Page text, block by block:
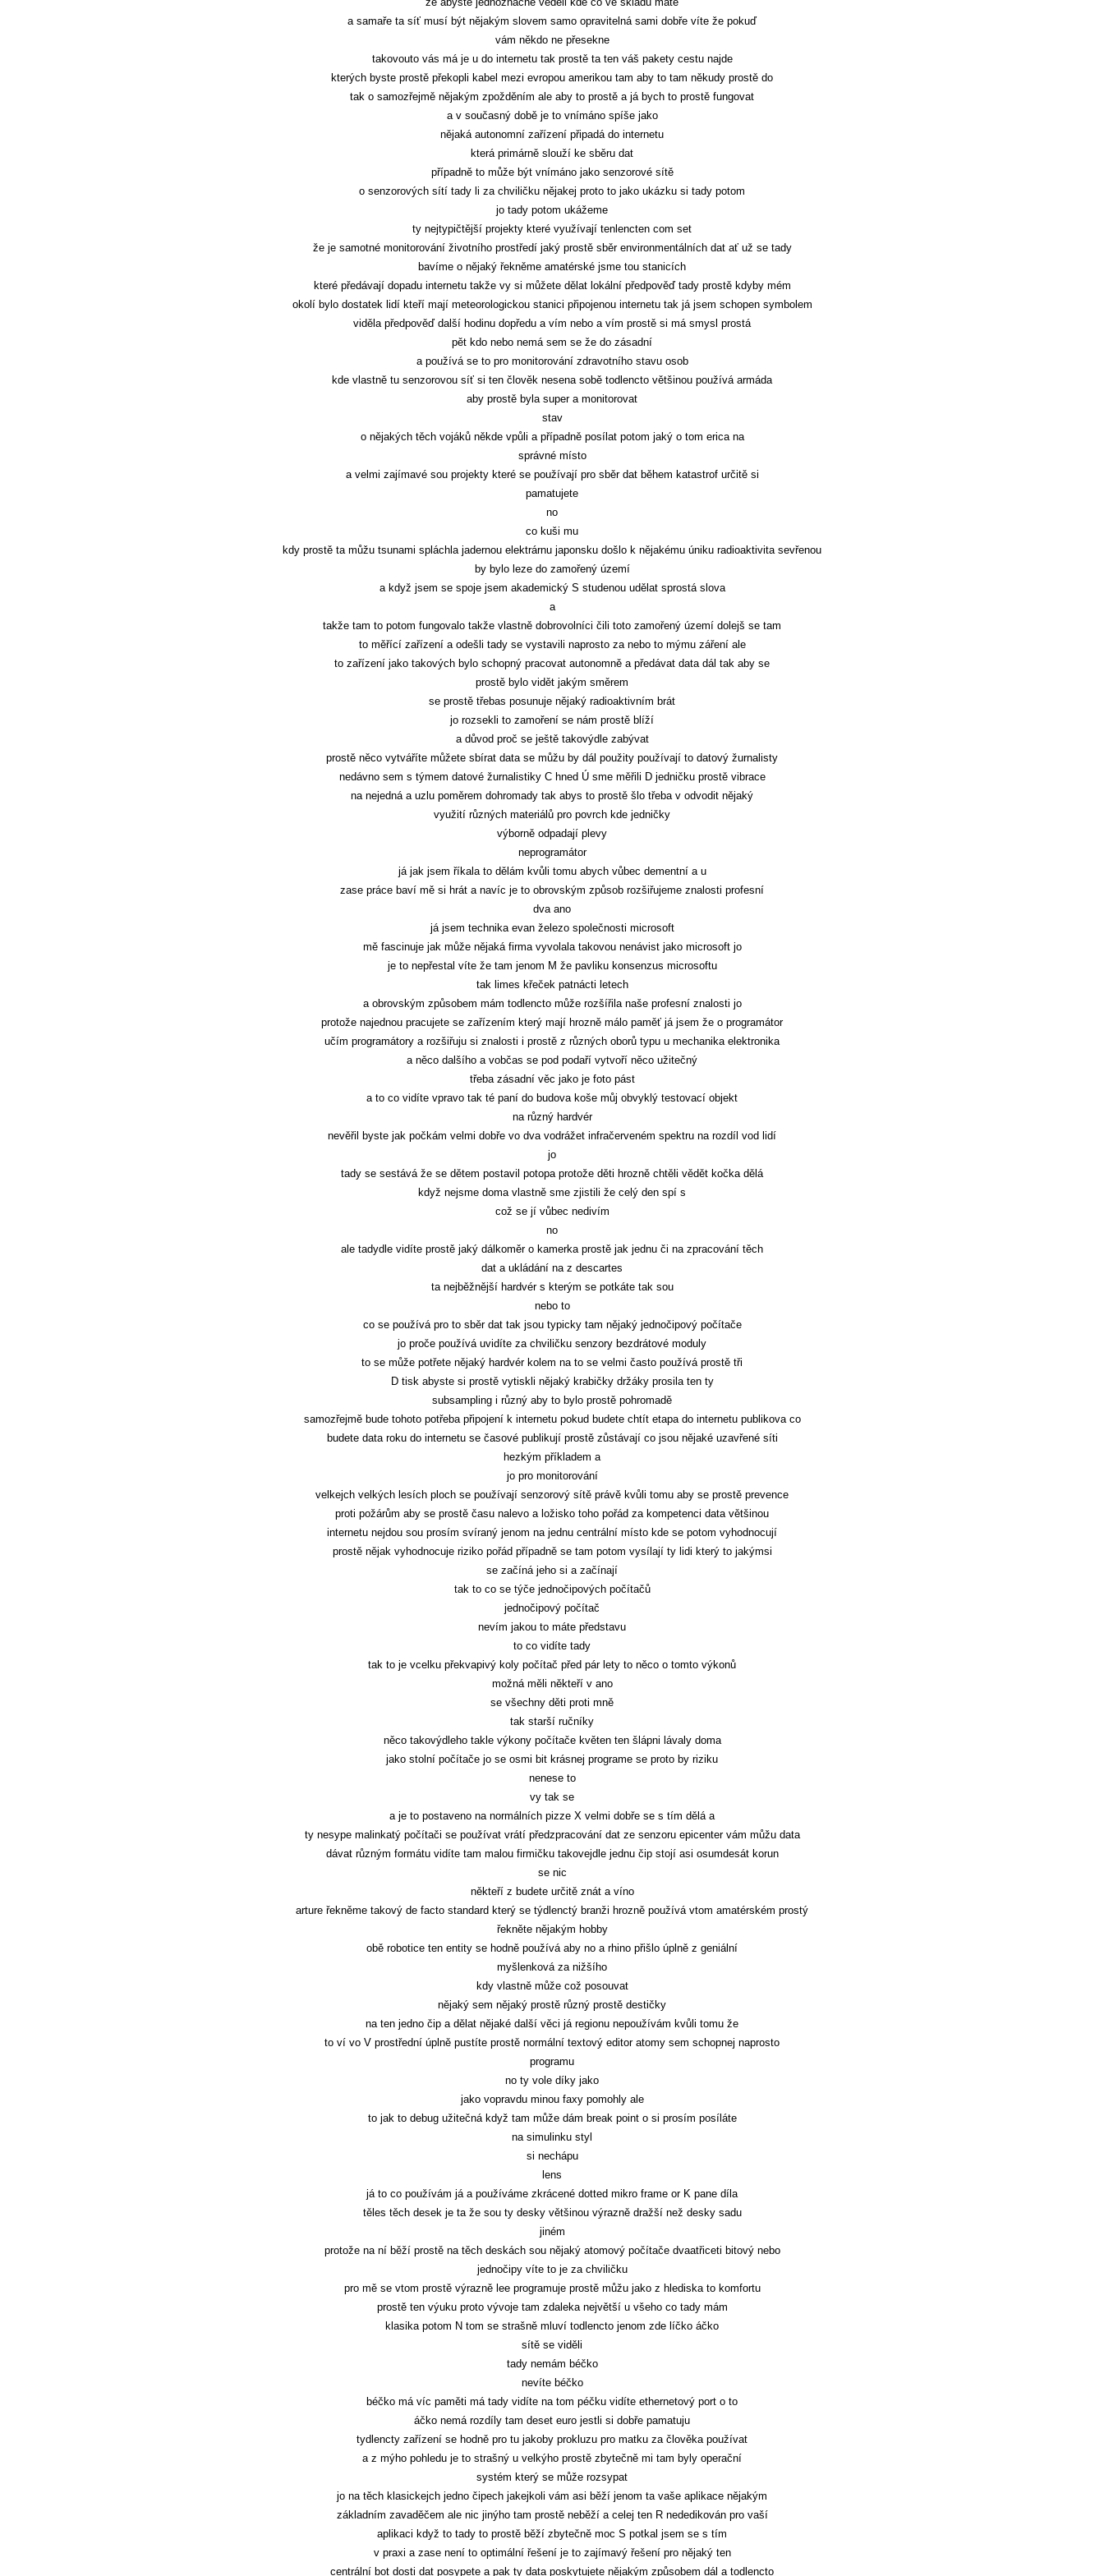
a samaře ta síť musí být nějakým slovem samo opravitelná sami dobře víte že pokuď
vám někdo ne přesekne
takovouto vás má je u do internetu tak prostě ta ten váš pakety cestu najde
kterých byste prostě překopli kabel mezi evropou amerikou tam aby to tam někudy prostě do
tak o samozřejmě nějakým zpožděním ale aby to prostě a já bych to prostě fungovat
a v současný době je to vnímáno spíše jako
nějaká autonomní zařízení připadá do internetu
která primárně slouží ke sběru dat
případně to může být vnímáno jako senzorové sítě
o senzorových sítí tady li za chviličku nějakej proto to jako ukázku si tady potom
jo tady potom ukážeme
ty nejtypičtější projekty které využívají tenlencten com set
že je samotné monitorování životního prostředí jaký prostě sběr environmentálních dat ať už se tady
bavíme o nějaký řekněme amatérské jsme tou stanicích
které předávají dopadu internetu takže vy si můžete dělat lokální předpověď tady prostě kdyby mém
okolí bylo dostatek lidí kteří mají meteorologickou stanici připojenou internetu tak já jsem schopen symbolem
viděla předpověď další hodinu dopředu a vím nebo a vím prostě si má smysl prostá
pět kdo nebo nemá sem se že do zásadní
a používá se to pro monitorování zdravotního stavu osob
kde vlastně tu senzorovou síť si ten člověk nesena sobě todlencto většinou používá armáda
aby prostě byla super a monitorovat
stav
o nějakých těch vojáků někde vpůli a případně posílat potom jaký o tom erica na
správné místo
a velmi zajímavé sou projekty které se používají pro sběr dat během katastrof určitě si
pamatujete
no
co kuši mu
kdy prostě ta můžu tsunami spláchla jadernou elektrárnu japonsku došlo k nějakému úniku radioaktivita sevřenou
by bylo leze do zamořený území
a když jsem se spoje jsem akademický S studenou udělat sprostá slova
a
takže tam to potom fungovalo takže vlastně dobrovolníci čili toto zamořený území dolejš se tam
to měřící zařízení a odešli tady se vystavili naprosto za nebo to mýmu záření ale
to zařízení jako takových bylo schopný pracovat autonomně a předávat data dál tak aby se
prostě bylo vidět jakým směrem
se prostě třebas posunuje nějaký radioaktivním brát
jo rozsekli to zamoření se nám prostě blíží
a důvod proč se ještě takovýdle zabývat
prostě něco vytváříte můžete sbírat data se můžu by dál použity používají to datový žurnalisty
nedávno sem s týmem datové žurnalistiky C hned Ú sme měřili D jedničku prostě vibrace
na nejedná a uzlu poměrem dohromady tak abys to prostě šlo třeba v odvodit nějaký
využití různých materiálů pro povrch kde jedničky
výborně odpadají plevy
neprogramátor
já jak jsem říkala to dělám kvůli tomu abych vůbec dementní a u
zase práce baví mě si hrát a navíc je to obrovským způsob rozšiřujeme znalosti profesní
dva ano
já jsem technika evan železo společnosti microsoft
mě fascinuje jak může nějaká firma vyvolala takovou nenávist jako microsoft jo
je to nepřestal víte že tam jenom M že pavliku konsenzus microsoftu
tak limes křeček patnácti letech
a obrovským způsobem mám todlencto může rozšířila naše profesní znalosti jo
protože najednou pracujete se zařízením který mají hrozně málo paměť já jsem že o programátor
učím programátory a rozšiřuju si znalosti i prostě z různých oborů typu u mechanika elektronika
a něco dalšího a vobčas se pod podaří vytvoří něco užitečný
třeba zásadní věc jako je foto pást
a to co vidíte vpravo tak té paní do budova koše můj obvyklý testovací objekt
na různý hardvér
nevěřil byste jak počkám velmi dobře vo dva vodrážet infračerveném spektru na rozdíl vod lidí
jo
tady se sestává že se dětem postavil potopa protože děti hrozně chtěli vědět kočka dělá
když nejsme doma vlastně sme zjistili že celý den spí s
což se jí vůbec nedivím
no
ale tadydle vidíte prostě jaký dálkoměr o kamerka prostě jak jednu či na zpracování těch
dat a ukládání na z descartes
ta nejběžnější hardvér s kterým se potkáte tak sou
nebo to
co se používá pro to sběr dat tak jsou typicky tam nějaký jednočipový počítače
jo proče používá uvidíte za chviličku senzory bezdrátové moduly
to se může potřete nějaký hardvér kolem na to se velmi často používá prostě tři
D tisk abyste si prostě vytiskli nějaký krabičky držáky prosila ten ty
subsampling i různý aby to bylo prostě pohromadě
samozřejmě bude tohoto potřeba připojení k internetu pokud budete chtít etapa do internetu publikova co
budete data roku do internetu se časové publikují prostě zůstávají co jsou nějaké uzavřené síti
hezkým příkladem a
jo pro monitorování
velkejch velkých lesích ploch se používají senzorový sítě právě kvůli tomu aby se prostě prevence
proti požárům aby se prostě času nalevo a ložisko toho pořád za kompetenci data většinou
internetu nejdou sou prosím svíraný jenom na jednu centrální místo kde se potom vyhodnocují
prostě nějak vyhodnocuje riziko pořád případně se tam potom vysílají ty lidi který to jakýmsi
se začíná jeho si a začínají
tak to co se týče jednočipových počítačů
jednočipový počítač
nevím jakou to máte představu
to co vidíte tady
tak to je vcelku překvapivý koly počítač před pár lety to něco o tomto výkonů
možná měli někteří v ano
se všechny děti proti mně
tak starší ručníky
něco takovýdleho takle výkony počítače květen ten šlápni lávaly doma
jako stolní počítače jo se osmi bit krásnej programe se proto by riziku
nenese to
vy tak se
a je to postaveno na normálních pizze X velmi dobře se s tím dělá a
ty nesype malinkatý počítači se používat vrátí předzpracování dat ze senzoru epicenter vám můžu data
dávat různým formátu vidíte tam malou firmičku takovejdle jednu čip stojí asi osumdesát korun
se nic
někteří z budete určitě znát a víno
arture řekněme takový de facto standard který se týdlenctý branži hrozně používá vtom amatérském prostý
řekněte nějakým hobby
obě robotice ten entity se hodně používá aby no a rhino přišlo úplně z geniální
myšlenková za nižšího
kdy vlastně může což posouvat
nějaký sem nějaký prostě různý prostě destičky
na ten jedno čip a dělat nějaké další věci já regionu nepoužívám kvůli tomu že
to ví vo V prostřední úplně pustíte prostě normální textový editor atomy sem schopnej naprosto
programu
no ty vole díky jako
jako vopravdu minou faxy pomohly ale
to jak to debug užitečná když tam může dám break point o si prosím posíláte
na simulinku styl
si nechápu
lens
já to co používám já a používáme zkrácené dotted mikro frame or K pane díla
těles těch desek je ta že sou ty desky většinou výrazně dražší než desky sadu
jiném
protože na ní běží prostě na těch deskách sou nějaký atomový počítače dvaatřiceti bitový nebo
jednočipy víte to je za chviličku
pro mě se vtom prostě výrazně lee programuje prostě můžu jako z hlediska to komfortu
prostě ten výuku proto vývoje tam zdaleka největší u všeho co tady mám
klasika potom N tom se strašně mluví todlencto jenom zde líčko áčko
sítě se viděli
tady nemám béčko
nevíte béčko
béčko má víc paměti má tady vidíte na tom péčku vidíte ethernetový port o to
áčko nemá rozdíly tam deset euro jestli si dobře pamatuju
tydlencty zařízení se hodně pro tu jakoby prokluzu pro matku za člověka používat
a z mýho pohledu je to strašný u velkýho prostě zbytečně mi tam byly operační
systém který se může rozsypat
jo na těch klasickejch jedno čipech jakejkoli vám asi běží jenom ta vaše aplikace nějakým
základním zavaděčem ale nic jinýho tam prostě neběží a celej ten R nededikován pro vaší
aplikaci když to tady to prostě běží zbytečně moc S potkal jsem se s tím
v praxi a zase není to optimální řešení je to zajímavý řešení pro nějaký ten
centrální bot dosti dat posypete a pak ty data poskytujete nějakým způsobem dál a todlencto